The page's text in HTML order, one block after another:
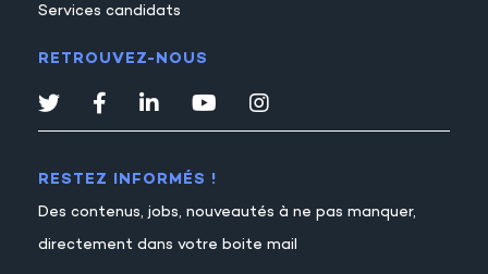
Services candidats
RETROUVEZ-NOUS
RESTEZ INFORMÉS !
Des contenus, jobs, nouveautés à ne pas manquer,
directement dans votre boite mail